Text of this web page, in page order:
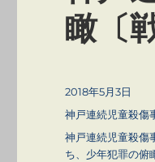
瞰〔
投
稿
2018年5月3日
カ
テ
ゴ
神戸連続児童殺傷
タ
グ
神戸連続児童殺傷
ち、少年犯罪の俯